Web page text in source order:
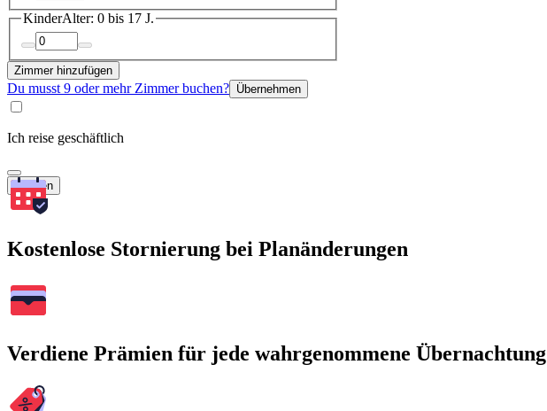
KinderAlter: 0 bis 17 J.
Zimmer hinzufügen
Du musst 9 oder mehr Zimmer buchen? Übernehmen
Ich reise geschäftlich
Suchen
Kostenlose Stornierung bei Planänderungen
Verdiene Prämien für jede wahrgenommene Übernachtung